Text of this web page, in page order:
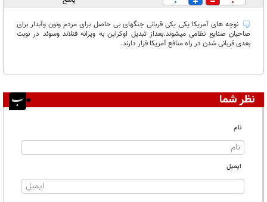
0
0
نوچه های آمریکا یکی یکی قربانی جنگهای بی حاصل برای مردم ونون وآبدار برای
صاحبان صنایع نظامی میشوند.بعداز تبدیل اوکراین به ویرانه فنلاند وسوئد در نوبت
بعدی قربانی شدن در راه منافع آمریکا قرار دارند.
نظر شما
نام
ایمیل